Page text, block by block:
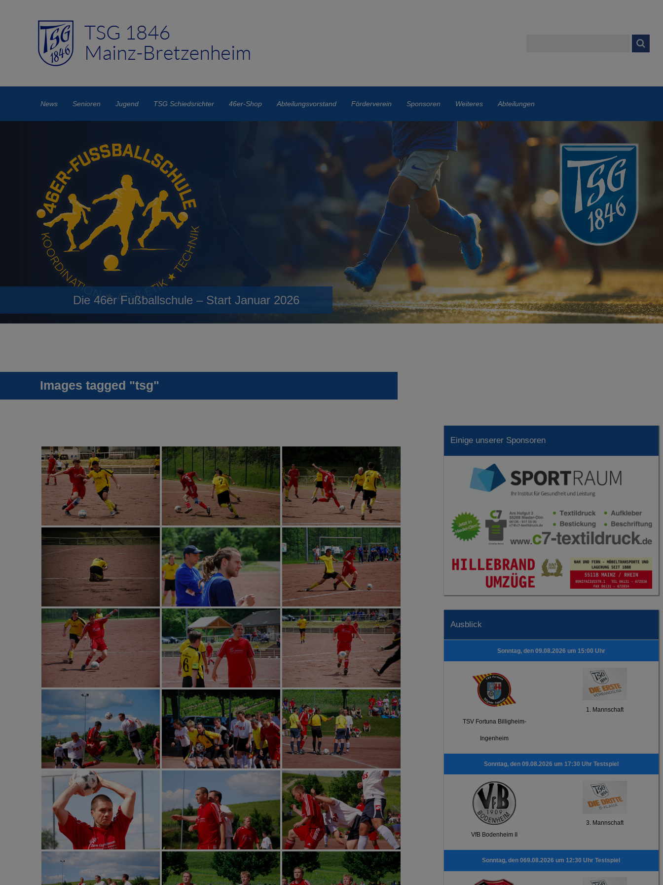
News Senioren Jugend TSG Schiedsrichter 46er-Shop Abteilungsvorstand Förderverein Sponsoren Weiteres Abteilungen
Die 46er Fußballschule – Start Januar 2026
Images tagged "tsg"
Einige unserer Sponsoren
Ausblick
Sonntag, den 09.08.2026 um 15:00 Uhr
TSV Fortuna Billigheim-
Ingenheim
1. Mannschaft
Sonntag, den 09.08.2026 um 17:30 Uhr Testspiel
VfB Bodenheim II
3. Mannschaft
Sonntag, den 069.08.2026 um 12:30 Uhr Testspiel